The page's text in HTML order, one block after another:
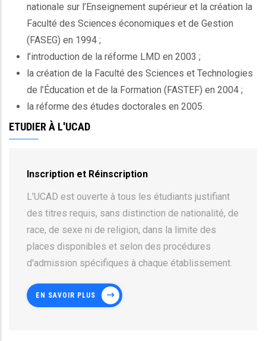
nationale sur l’Enseignement supérieur et la création la
Faculté des Sciences économiques et de Gestion
(FASEG) en 1994 ;
l’introduction de la réforme LMD en 2003 ;
la création de la Faculté des Sciences et Technologies
de l’Éducation et de la Formation (FASTEF) en 2004 ;
la réforme des études doctorales en 2005.
ETUDIER À L'UCAD
Inscription et Réinscription
L'UCAD est ouverte à tous les étudiants justifiant
des titres requis, sans distinction de nationalité, de
race, de sexe ni de religion, dans la limite des
places disponibles et selon des procédures
d'admission spécifiques à chaque établissement.
EN SAVOIR PLUS